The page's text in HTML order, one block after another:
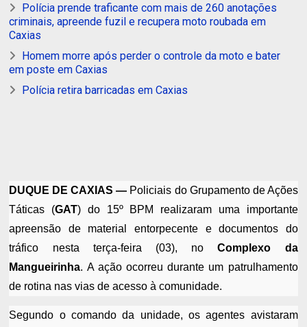
Polícia prende traficante com mais de 260 anotações
criminais, apreende fuzil e recupera moto roubada em
Caxias
Homem morre após perder o controle da moto e bater
em poste em Caxias
Polícia retira barricadas em Caxias
DUQUE DE CAXIAS — Policiais do Grupamento de Ações
Táticas (GAT) do 15º BPM realizaram uma importante
apreensão de material entorpecente e documentos do
tráfico nesta terça-feira (03), noComplexo da
Mangueirinha. A ação ocorreu durante um patrulhamento
de rotina nas vias de acesso à comunidade.
Segundo o comando da unidade, os agentes avistaram